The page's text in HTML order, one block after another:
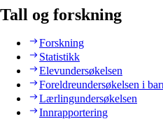
Tall og forskning
Forskning
Statistikk
Elevundersøkelsen
Foreldreundersøkelsen i
Lærlingundersøkelsen
Innrapportering